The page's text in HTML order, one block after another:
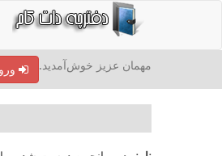
مهمان عزیز خوش‌آمدید.